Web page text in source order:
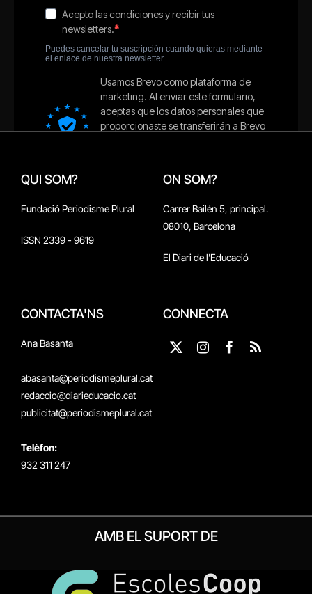
QUI SOM?
Fundació Periodisme Plural
ISSN 2339 - 9619
ON SOM?
Carrer Bailén 5, principal.
08010, Barcelona
El Diari de l'Educació
CONTACTA'NS
Ana Basanta
abasanta@periodismeplural.cat
redaccio@diarieducacio.cat
publicitat@periodismeplural.cat
Telèfon:
932 311 247
CONNECTA
X
Instagram
Facebook
RSS
AMB EL SUPORT DE